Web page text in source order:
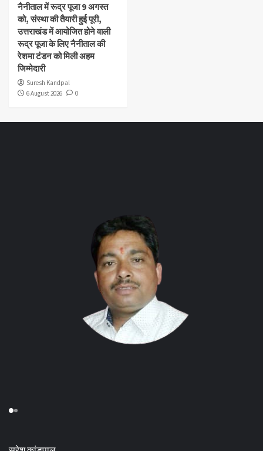
नैनीताल में रूद्र पूजा 9 अगस्त
को, संस्था की तैयारी हुई पूरी,
उत्तराखंड में आयोजित होने वाली
रूद्र पूजा के लिए नैनीताल की
रेशमा टंडन को मिली अहम
जिम्मेदारी
Suresh Kandpal
6 August 2026
0